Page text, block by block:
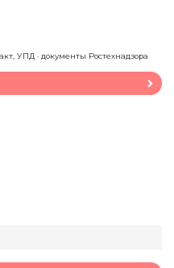
УПД · документы Ростехнадзора